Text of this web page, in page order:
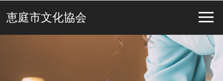
恵庭市文化協会